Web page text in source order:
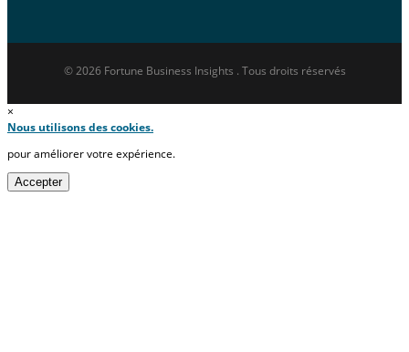
© 2026 Fortune Business Insights . Tous droits réservés
×
Nous utilisons des cookies.
pour améliorer votre expérience.
Accepter